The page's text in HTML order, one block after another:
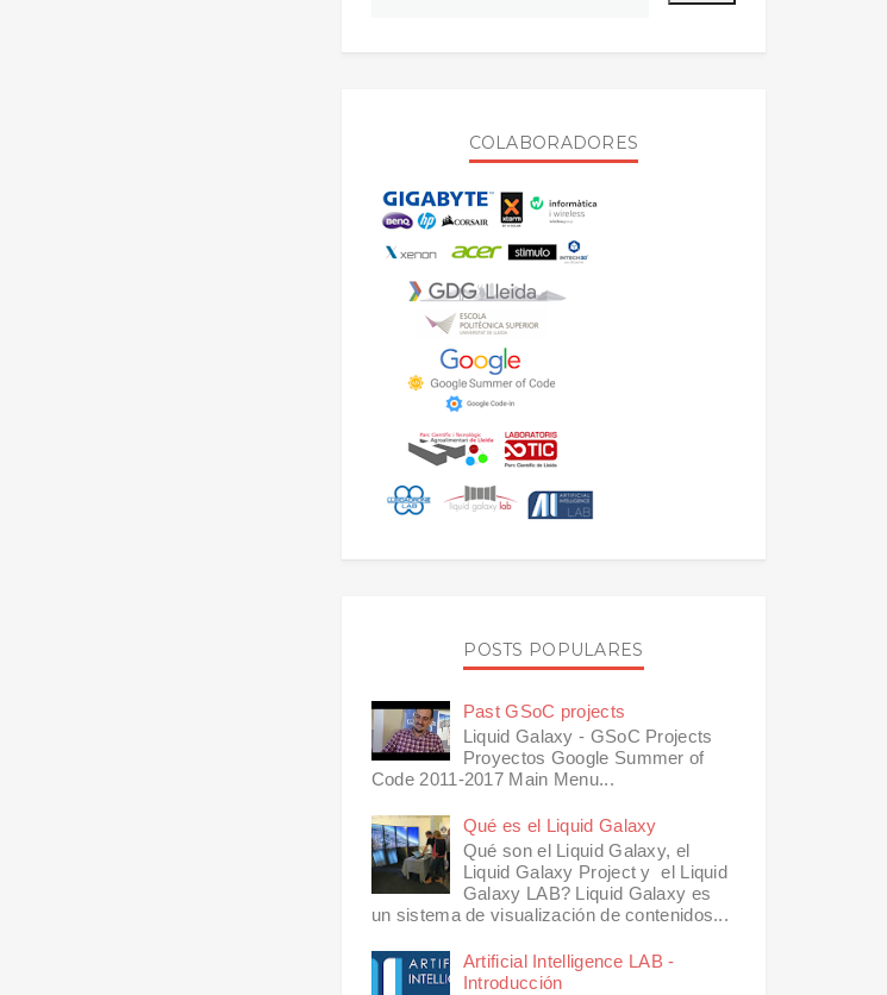
COLABORADORES
POSTS POPULARES
Past GSoC projects
Liquid Galaxy - GSoC Projects
Proyectos Google Summer of
Code 2011-2017 Main Menu...
Qué es el Liquid Galaxy
Qué son el Liquid Galaxy, el
Liquid Galaxy Project y el Liquid
Galaxy LAB? Liquid Galaxy es
un sistema de visualización de contenidos...
Artificial Intelligence LAB -
Introducción